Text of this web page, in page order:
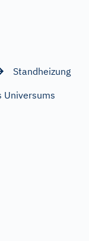
Standheizung
Universums